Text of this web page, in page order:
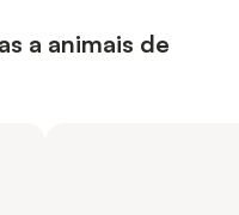
a animais de